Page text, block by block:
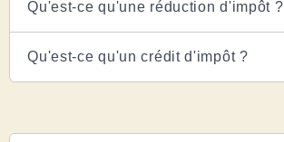
Qu'est-ce qu'une réduction d'impôt ?
Qu'est-ce qu'un crédit d'impôt ?